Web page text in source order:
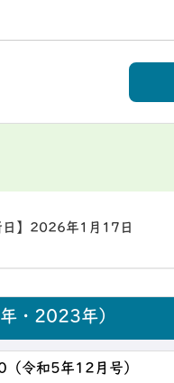
】 2026年1月17日
・2023年）
令和5年12月号）